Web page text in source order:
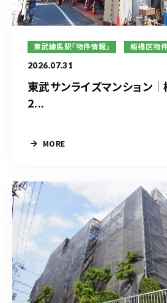
東武練馬駅「物件情報」 板橋区物
2026.07.31
東武サンライズマンション
2...
MORE